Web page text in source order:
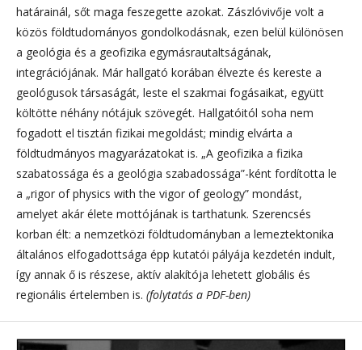
határainál, sőt maga feszegette azokat. Zászlóvivője volt a
közös földtudományos gondolkodásnak, ezen belül különösen
a geológia és a geofizika egymásrautaltságának,
integrációjának. Már hallgató korában élvezte és kereste a
geológusok társaságát, leste el szakmai fogásaikat, együtt
költötte néhány nótájuk szövegét. Hallgatóitól soha nem
fogadott el tisztán fizikai megoldást; mindig elvárta a
földtudmányos magyarázatokat is. „A geofizika a fizika
szabatossága és a geológia szabadossága”-ként fordította le
a „rigor of physics with the vigor of geology” mondást,
amelyet akár élete mottójának is tarthatunk. Szerencsés
korban élt: a nemzetközi földtudományban a lemeztektonika
általános elfogadottsága épp kutatói pályája kezdetén indult,
így annak ő is részese, aktív alakítója lehetett globális és
regionális értelemben is. (folytatás a PDF-ben)